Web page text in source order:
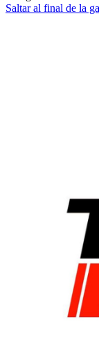
Saltar al final de la